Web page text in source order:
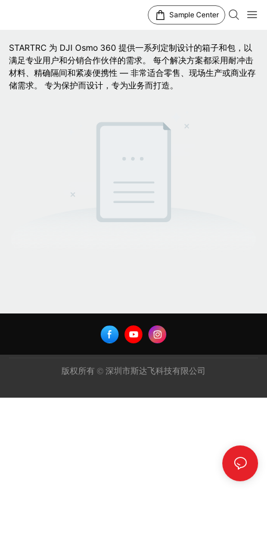
Sample Center
STARTRC 为 DJI Osmo 360 提供一系列定制设计的箱子和包，以
满足专业用户和分销合作伙伴的需求。 每个解决方案都采用耐冲击
材料、精确隔间和紧凑便携性 — 非常适合零售、现场生产或商业存
储需求。 专为保护而设计，专为业务而打造。
版权所有 © 深圳市斯达飞科技有限公司